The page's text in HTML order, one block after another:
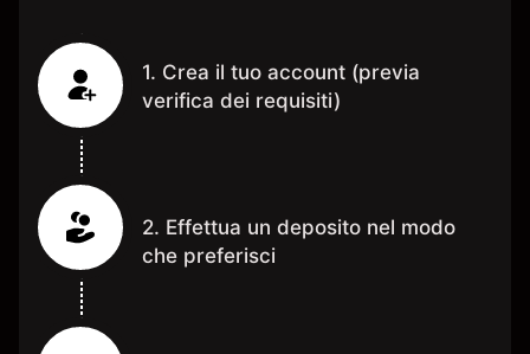
1. Crea il tuo account (previa
verifica dei requisiti)
2. Effettua un deposito nel modo
che preferisci